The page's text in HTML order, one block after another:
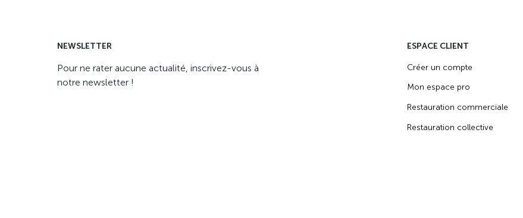
NEWSLETTER
Pour ne rater aucune actualité, inscrivez-vous à
notre newsletter !
ESPACE CLIENT
Créer un compte
Mon espace pro
Restauration commerciale
Restauration collective